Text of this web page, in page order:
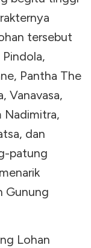
tersebut
Pantha The
Vanavasa,
Nadimitra,
dan
patung
Gunung
Lohan